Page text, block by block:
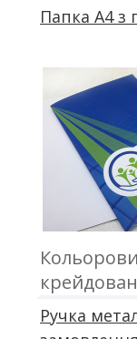
Папка А4
м2,
Ручка